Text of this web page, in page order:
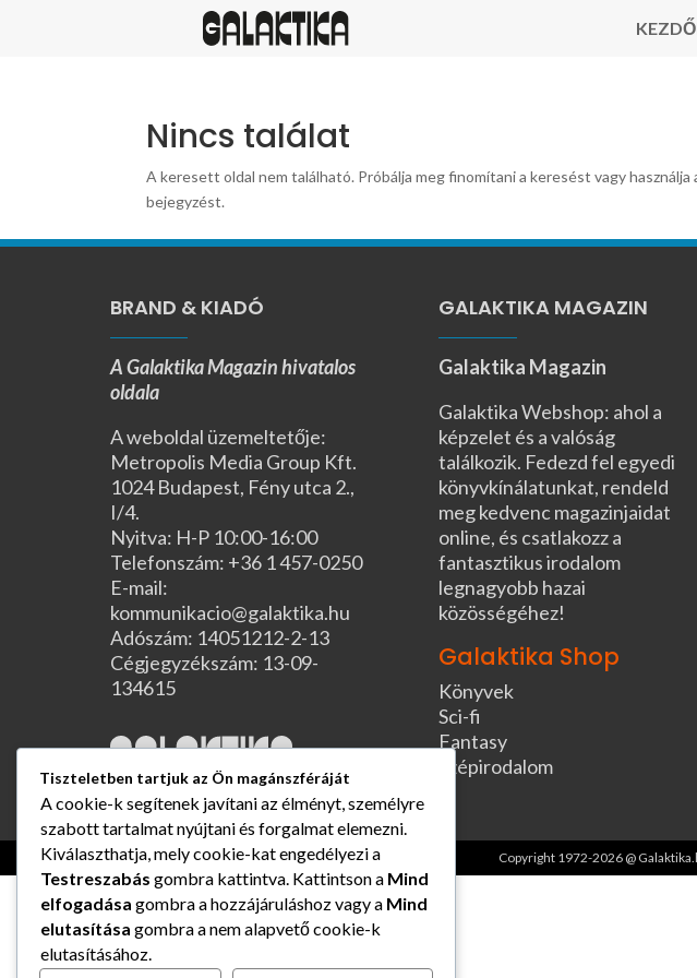
Nincs találat
A keresett oldal nem található. Próbálja meg finomítani a keresést vagy
bejegyzést.
BRAND & KIADÓ
A Galaktika Magazin hivatalos
oldala
A weboldal üzemeltetője:
Metropolis Media Group Kft.
1024 Budapest, Fény utca 2.,
I/4.
Nyitva: H-P 10:00-16:00
Telefonszám: +36 1 457-0250
E-mail:
kommunikacio@galaktika.hu
Adószám: 14051212-2-13
Cégjegyzékszám: 13-09-
134615
GALAKTIKA MAGAZIN
Galaktika Magazin
Galaktika Webshop: ahol a
képzelet és a valóság
találkozik. Fedezd fel egyedi
könyvkínálatunkat, rendeld
meg kedvenc magazinjaidat
online, és csatlakozz a
fantasztikus irodalom
legnagyobb hazai
közösségéhez!
Galaktika Shop
Könyvek
Sci-fi
Fantasy
Szépirodalom
Copyright 1972-2026 @
Tiszteletben tartjuk az Ön magánszféráját
A cookie-k segítenek javítani az élményt, személyre
szabott tartalmat nyújtani és forgalmat elemezni.
Kiválaszthatja, mely cookie-kat engedélyezi a
Testreszabás gombra kattintva. Kattintson a Mind
elfogadása gombra a hozzájáruláshoz vagy a Mind
elutasítása gombra a nem alapvető cookie-k
elutasításához.